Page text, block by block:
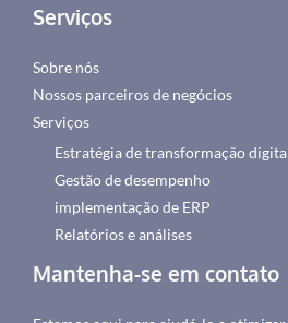
Serviços
Sobre nós
Nossos parceiros de negócios
Serviços
Estratégia de transformação
Gestão de desempenho
implementação de ERP
Relatórios e análises
Mantenha-se em contato